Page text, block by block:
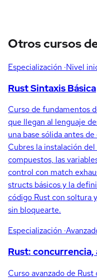
Otros cursos
Especialización ·Nivel
Rust Sintaxis Básica
Curso de fundamentos
que llegan al lenguaje
una base sólida antes
Cubres la instalación
compuestos, las
control con match
structs básicos y la
código Rust con soltura
sin bloquearte.
Especialización
Rust:
Curso avanzado de